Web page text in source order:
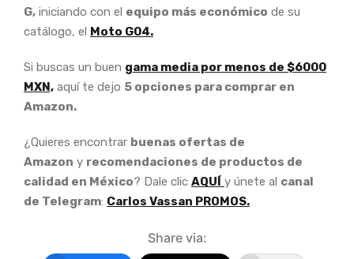
G, iniciando con el equipo más económico de su
catálogo, el Moto G04.
Si buscas un buen gama media por menos de $6000
MXN, aquí te dejo 5 opciones para comprar en
Amazon.
¿Quieres encontrar buenas ofertas de
Amazon y recomendaciones de productos de
calidad en México? Dale clic AQUÍ y únete al canal
de Telegram: Carlos Vassan PROMOS.
Share via: